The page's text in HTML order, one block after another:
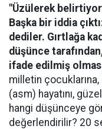
"Üzülerek
Başka bir iddia
dediler. Gırtlağa
düşünce
ifade edilmiş
milletin
(asm) hayatını,
hangi düşünceye
değerlendirilir? 20